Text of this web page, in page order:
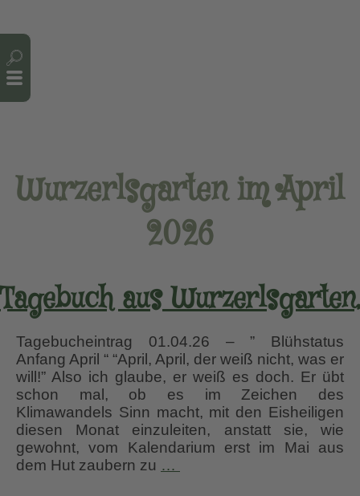
Wurzerlsgarten im April
2026
Tagebuch aus
Tagebucheintrag 01.04.26 – ” Blühstatus
Anfang April “ “April, April, der weiß nicht, was er
will!” Also ich glaube, er weiß es doch. Er übt
schon mal, ob es im Zeichen des
Klimawandels Sinn macht, mit den Eisheiligen
diesen Monat einzuleiten, anstatt sie, wie
gewohnt, vom Kalendarium erst im Mai aus
dem Hut zaubern zu …